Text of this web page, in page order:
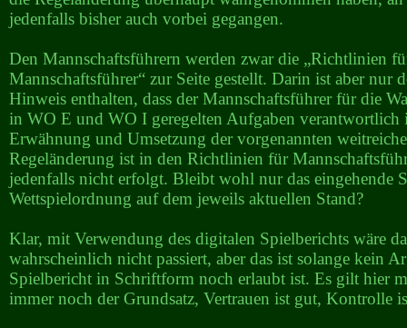
jedenfalls bisher auch vorbei gegangen.
Den Mannschaftsführern werden zwar die „Richtlinien
Mannschaftsführer“ zur Seite gestellt. Darin ist aber nur
Hinweis enthalten, dass der Mannschaftsführer für die
in WO E und WO I geregelten Aufgaben verantwortlich
Erwähnung und Umsetzung der vorgenannten
Regeländerung ist in den Richtlinien für
jedenfalls nicht erfolgt. Bleibt wohl nur das eingehende
Wettspielordnung auf dem jeweils aktuellen Stand?
Klar, mit Verwendung des digitalen Spielberichts wäre
wahrscheinlich nicht passiert, aber das ist solange kein
Spielbericht in Schriftform noch erlaubt ist. Es gilt hier
immer noch der Grundsatz, Vertrauen ist gut, Kontrolle